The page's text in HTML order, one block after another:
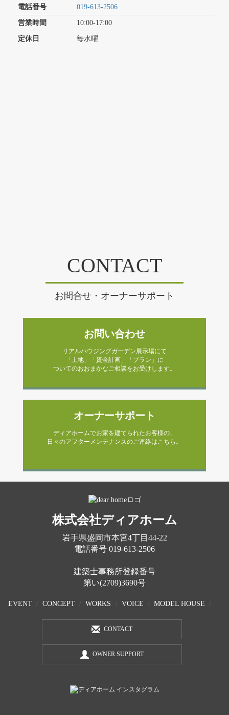
電話番号 019-613-2506
営業時間 10:00-17:00
定休日 毎水曜
CONTACT
お問合せ・オーナーサポート
お問い合わせ
リアルハウジングガーデン展示場にて
「土地」「資金計画」「プラン」に
ついてのおおまかなご相談をお受けします。
オーナーサポート
ディアホームでお家を建てられたお客様の、
日々のアフターメンテナンスのご連絡はこちら。
株式会社ディアホーム
岩手県盛岡市本宮4丁目44-22
電話番号 019-613-2506
建築士事務所登録番号
第い(2709)3690号
EVENT CONCEPT WORKS VOICE MODEL HOUSE
CONTACT
OWNER SUPPORT